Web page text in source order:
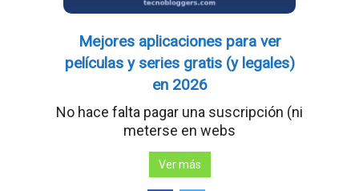
Mejores aplicaciones para ver
películas y series gratis (y legales)
en 2026
No hace falta pagar una suscripción (ni
meterse en webs
Ver más